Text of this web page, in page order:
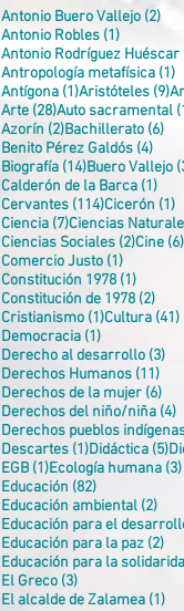
Antonio Buero Vallejo (2)2
Antonio Robles (1)1 entrada
Antonio Rodríguez Huéscar
Antropología metafísica (1)
Antígona (1)1 entrada
Aristóteles (9)9
Arte (28)28 entradas
Auto sacramental
Azorín (2)2 entradas
Bachillerato (6)6
Benito Pérez Galdós (4)4
Biografía (14)14 entradas
Buero Vallejo
Calderón de la Barca (1)1
Cervantes (114)114
Cicerón (1)
Ciencia (7)7 entradas
Ciencias
Ciencias Sociales (2)2Cine (6)
Comercio Justo (1)1 entrada
Constitución 1978 (1)1
Constitución de 1978 (2)2
Cristianismo (1)1 entrada
Cultura (41)
Democracia (1)1 entrada
Derecho al desarrollo (3)3
Derechos Humanos (11)11
Derechos de la mujer (6)6
Derechos del niño/niña (4)
Derechos pueblos
Descartes (1)1 entrada
Didáctica (5)5
EGB (1)1 entrada
Ecología humana (3)
Educación (82)82 entradas
Educación ambiental (2)2
Educación para el
Educación para la paz (2)2
Educación para la
El Greco (3)3 entradas
El alcalde de Zalamea (1)1